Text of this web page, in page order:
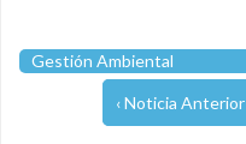
Gestión Ambiental
‹ Noticia Anterior